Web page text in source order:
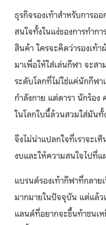
ธุรกิจรองเท้าสำหรับการอ
สนใจทั้งในแง่ของการทำก
สินค้า ใครจะคิดว่ารองเท้
มาเพื่อให้ใส่เล่นกีฬา จะส
ระดับโลกที่ไม่ใช่แค่นักกีฬ
กำลังกาย แต่ดารา นักร้อ
ในโลกใบนี้ล้วนสวมใส่มันทั้
จึงไม่น่าแปลกใจที่เราจะเ
งบและให้ความสนใจไปที่แ
แบรนด์รองเท้ากีฬาที่กลาย
มากมายในปัจจุบัน แต่แล้ว
แลนด์ที่อยากจะขึ้นท้าชนเ